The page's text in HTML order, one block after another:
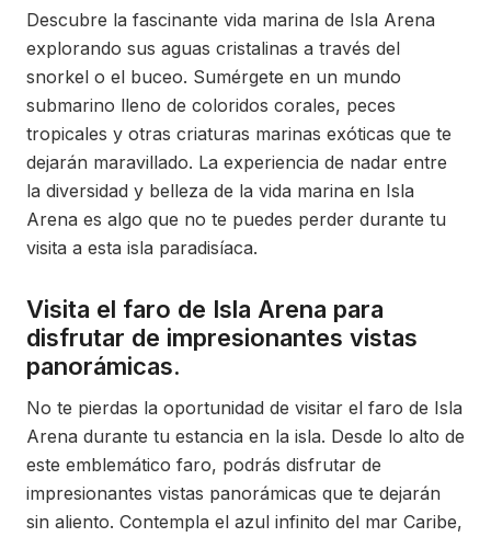
Descubre la fascinante vida marina de Isla Arena
explorando sus aguas cristalinas a través del
snorkel o el buceo. Sumérgete en un mundo
submarino lleno de coloridos corales, peces
tropicales y otras criaturas marinas exóticas que te
dejarán maravillado. La experiencia de nadar entre
la diversidad y belleza de la vida marina en Isla
Arena es algo que no te puedes perder durante tu
visita a esta isla paradisíaca.
Visita el faro de Isla Arena para
disfrutar de impresionantes vistas
panorámicas.
No te pierdas la oportunidad de visitar el faro de Isla
Arena durante tu estancia en la isla. Desde lo alto de
este emblemático faro, podrás disfrutar de
impresionantes vistas panorámicas que te dejarán
sin aliento. Contempla el azul infinito del mar Caribe,